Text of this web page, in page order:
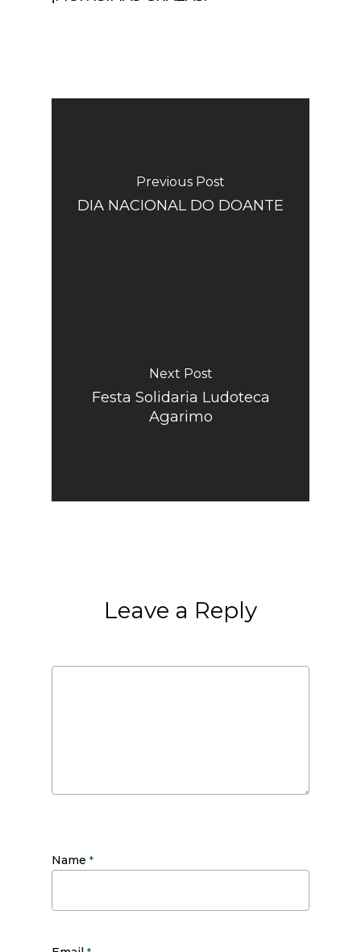
Previous Post
DIA NACIONAL DO DOANTE
Next Post
Festa Solidaria Ludoteca
Agarimo
Leave a Reply
Name *